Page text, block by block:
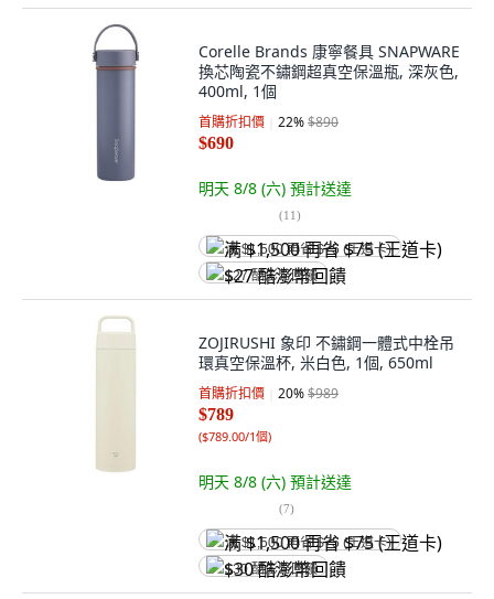
Corelle Brands 康寧餐具 SNAPWARE
換芯陶瓷不鏽鋼超真空保溫瓶, 深灰色,
400ml, 1個
首購折扣價 22%$890
$690
明天 8/8 (六) 預計送達
(11)
满 $1,500 再省 $75 (王道卡)
$27 酷澎幣回饋
ZOJIRUSHI 象印 不鏽鋼一體式中栓吊
環真空保溫杯, 米白色, 1個, 650ml
首購折扣價 20%$989
$789
($789.00/1個)
明天 8/8 (六) 預計送達
(7)
满 $1,500 再省 $75 (王道卡)
$30 酷澎幣回饋